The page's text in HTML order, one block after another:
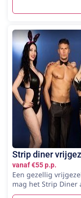
Strip diner
vanaf €55 p.p.
Een gezellig
mag het Strip Diner